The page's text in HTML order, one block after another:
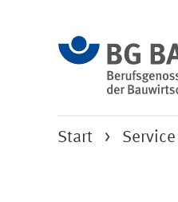
Start Service